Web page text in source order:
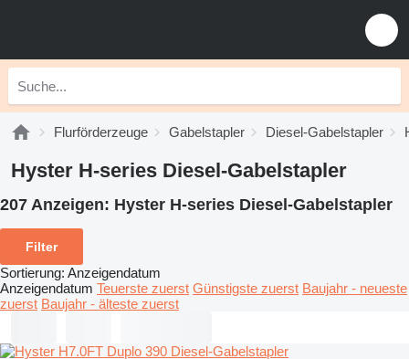
Flurförderzeuge Gabelstapler Diesel-Gabelstapler
Hyster H-series Diesel-Gabelstapler
207 Anzeigen: Hyster H-series Diesel-Gabelstapler
Filter
Sortierung: Anzeigendatum
Anzeigendatum Teuerste zuerst Günstigste zuerst Baujahr - neueste
zuerst Baujahr - älteste zuerst